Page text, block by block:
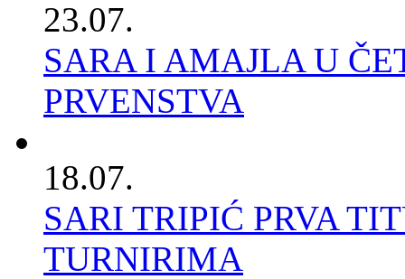
23.07.
SARA I AMAJLA U
PRVENSTVA
18.07.
SARI TRIPIĆ PRVA
TURNIRIMA